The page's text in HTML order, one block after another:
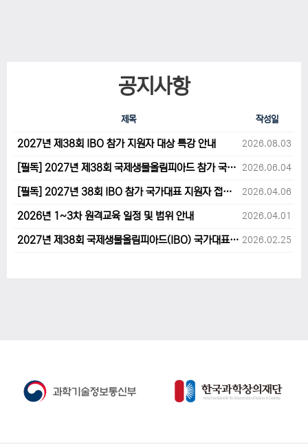
공지사항
제목 작성일
2027년 제38회 IBO 참가 지원자 대상 특강 안내 2026.08.03
[필독] 2027년 제38회 국제생물올림피아드 참가 국가대표 1차후보자 선발고사 범위 및 일정 안내 2026.06.04
[필독] 2027년 38회 IBO 참가 국가대표 지원자 접수 마감 및 원격교육 관련 공지사항 안내입니다. 2026.04.06
2026년 1~3차 원격교육 일정 및 범위 안내 2026.04.01
2027년 제38회 국제생물올림피아드(IBO) 국가대표 후보자 지원 안내 2026.02.25